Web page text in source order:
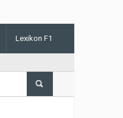
Lexikon F1